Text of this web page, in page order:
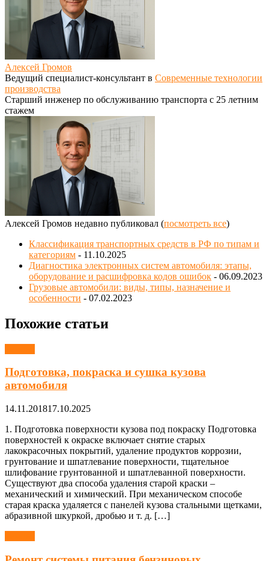
Алексей Громов
Ведущий специалист-консультант в Современные технологии
производства
Старший инженер по обслуживанию транспорта с 25 летним
стажем
Алексей Громов недавно публиковал (посмотреть все)
Классификация транспортных средств в РФ по типам и
категориям - 11.10.2025
Диагностика электронных систем автомобиля: этапы,
оборудование и расшифровка кодов ошибок - 06.09.2023
Грузовые автомобили: виды, типы, назначение и
особенности - 07.02.2023
Похожие статьи
Подготовка, покраска и сушка кузова
автомобиля
14.11.201817.10.2025
1. Подготовка поверхности кузова под покраску Подготовка
поверхностей к окраске включает снятие старых
лакокрасочных покрытий, удаление продуктов коррозии,
грунтование и шпатлевание поверхности, тщательное
шлифование грунтованной и шпатлеванной поверхности.
Существуют два способа удаления старой краски –
механический и химический. При механическом способе
старая краска удаляется с панелей кузова стальными щетками,
абразивной шкуркой, дробью и т. д. […]